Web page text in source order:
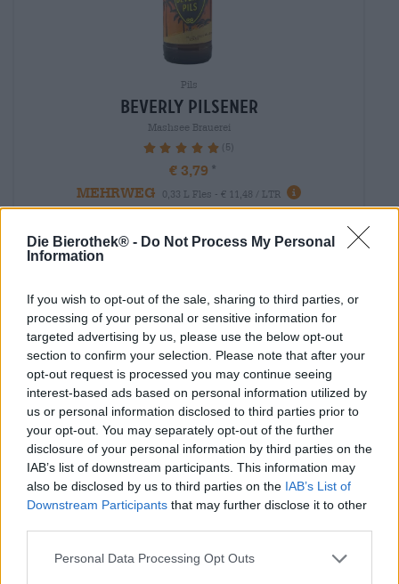
Die Bierothek® - Do Not Process My Personal
Information
If you wish to opt-out of the sale, sharing to third parties, or
processing of your personal or sensitive information for
targeted advertising by us, please use the below opt-out
section to confirm your selection. Please note that after your
opt-out request is processed you may continue seeing
interest-based ads based on personal information utilized by
us or personal information disclosed to third parties prior to
your opt-out. You may separately opt-out of the further
disclosure of your personal information by third parties on the
IAB’s list of downstream participants. This information may
also be disclosed by us to third parties on the IAB’s List of
Downstream Participants that may further disclose it to other
Personal Data Processing Opt Outs
Pils
beverly Pilsener
Mashsee Brauerei
100% (5)
€ 3,79
MEHRWEG
0,33 L Fles - € 11,48 / LTR
BRLO